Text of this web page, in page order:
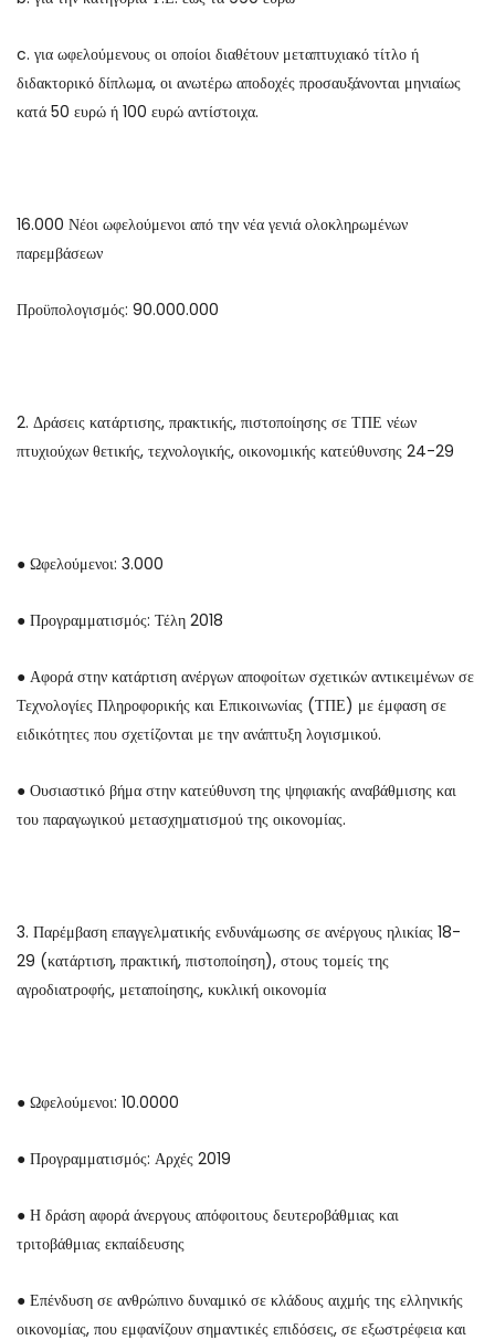
c. για ωφελούμενους οι οποίοι διαθέτουν μεταπτυχιακό τίτλο ή
διδακτορικό δίπλωμα, οι ανωτέρω αποδοχές προσαυξάνονται μηνιαίως
κατά 50 ευρώ ή 100 ευρώ αντίστοιχα.
16.000 Νέοι ωφελούμενοι από την νέα γενιά ολοκληρωμένων
παρεμβάσεων
Προϋπολογισμός: 90.000.000
2. Δράσεις κατάρτισης, πρακτικής, πιστοποίησης σε ΤΠΕ νέων
πτυχιούχων θετικής, τεχνολογικής, οικονομικής κατεύθυνσης 24-29
● Ωφελούμενοι: 3.000
● Προγραμματισμός: Τέλη 2018
● Αφορά στην κατάρτιση ανέργων αποφοίτων σχετικών αντικειμένων σε
Τεχνολογίες Πληροφορικής και Επικοινωνίας (ΤΠΕ) με έμφαση σε
ειδικότητες που σχετίζονται με την ανάπτυξη λογισμικού.
● Ουσιαστικό βήμα στην κατεύθυνση της ψηφιακής αναβάθμισης και
του παραγωγικού μετασχηματισμού της οικονομίας.
3. Παρέμβαση επαγγελματικής ενδυνάμωσης σε ανέργους ηλικίας 18-
29 (κατάρτιση, πρακτική, πιστοποίηση), στους τομείς της
αγροδιατροφής, μεταποίησης, κυκλική οικονομία
● Ωφελούμενοι: 10.0000
● Προγραμματισμός: Αρχές 2019
● Η δράση αφορά άνεργους απόφοιτους δευτεροβάθμιας και
τριτοβάθμιας εκπαίδευσης
● Επένδυση σε ανθρώπινο δυναμικό σε κλάδους αιχμής της ελληνικής
οικονομίας, που εμφανίζουν σημαντικές επιδόσεις, σε εξωστρέφεια και